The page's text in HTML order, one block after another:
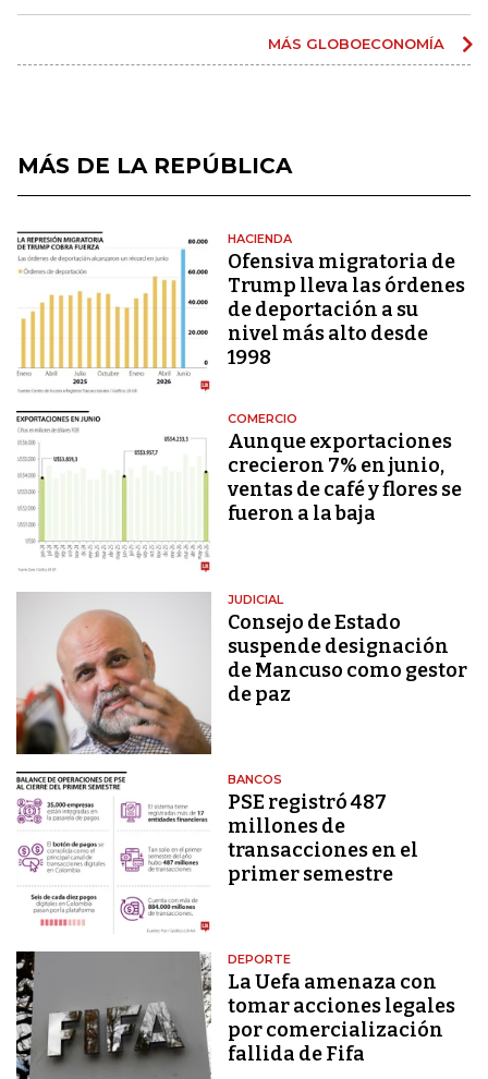
MÁS GLOBOECONOMÍA
MÁS DE LA REPÚBLICA
HACIENDA
Ofensiva migratoria de
Trump lleva las órdenes
de deportación a su
nivel más alto desde
1998
COMERCIO
Aunque exportaciones
crecieron 7% en junio,
ventas de café y flores se
fueron a la baja
JUDICIAL
Consejo de Estado
suspende designación
de Mancuso como gestor
de paz
BANCOS
PSE registró 487
millones de
transacciones en el
primer semestre
DEPORTE
La Uefa amenaza con
tomar acciones legales
por comercialización
fallida de Fifa